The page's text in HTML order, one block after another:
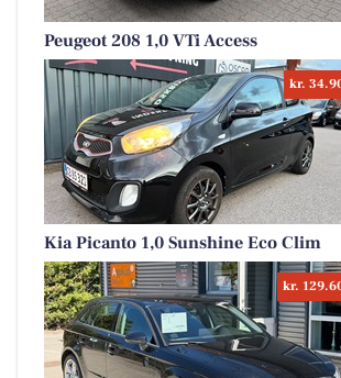
Peugeot 208 1,0 VTi Access
kr.
Kia Picanto 1,0 Sunshine Eco Clim
kr.